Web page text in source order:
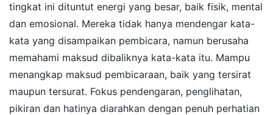
tingkat ini dituntut energi yang besar, baik fisik, mental
dan emosional. Mereka tidak hanya mendengar kata-
kata yang disampaikan pembicara, namun berusaha
memahami maksud dibaliknya kata-kata itu. Mampu
menangkap maksud pembicaraan, baik yang tersirat
maupun tersurat. Fokus pendengaran, penglihatan,
pikiran dan hatinya diarahkan dengan penuh perhatian